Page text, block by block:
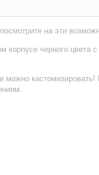
на эти
черного цвета